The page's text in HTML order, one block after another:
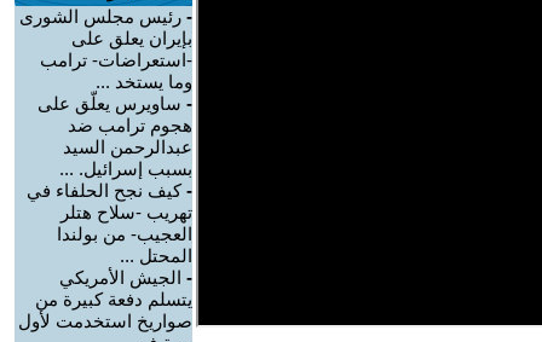
- رئيس مجلس الشورى
بإيران يعلق على
-استعراضات- ترامب
وما يستخد ...
- ساويرس يعلّق على
هجوم ترامب ضد
عبدالرحمن السيد
بسبب إسرائيل. ...
-كيف نجح الحلفاء في
تهريب -سلاح هتلر
العجيب- من بولندا
المحتل ...
- الجيش الأمريكي
يتسلم دفعة كبيرة من
صواريخ استخدمت لأول